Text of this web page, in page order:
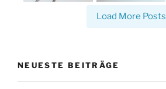
Load More Posts
NEUESTE BEITRÄGE